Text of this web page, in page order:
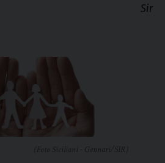
Sir
(Foto Siciliani - Gennari/SIR)